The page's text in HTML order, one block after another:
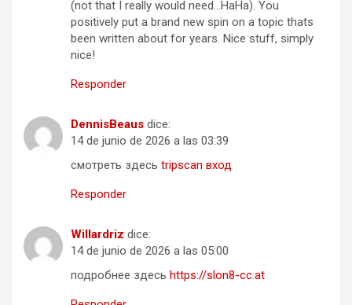
(not that I really would need…HaHa). You
positively put a brand new spin on a topic thats
been written about for years. Nice stuff, simply
nice!
Responder
DennisBeaus dice:
14 de junio de 2026 a las 03:39
смотреть здесь tripscan вход
Responder
Willardriz dice:
14 de junio de 2026 a las 05:00
подробнее здесь https://slon8-cc.at